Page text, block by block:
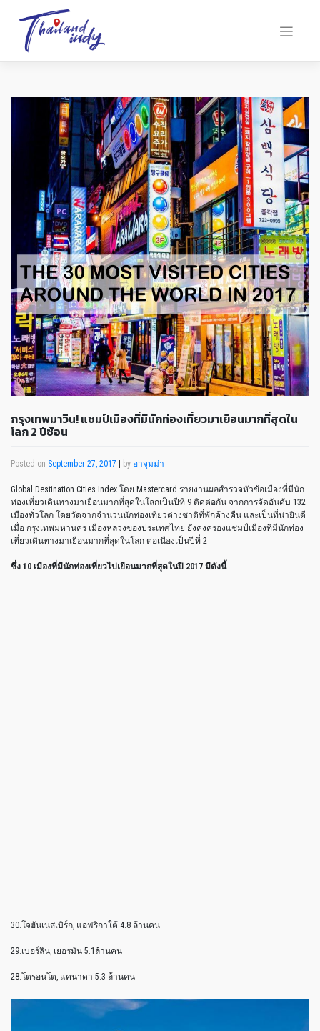
กรุงเทพมาวิน! แชมป์เมืองที่มีนักท่องเที่ยวมาเยือนมากที่สุดใน
โลก 2 ปีซ้อน
Posted on September 27, 2017 by อาจุมม่า
Global Destination Cities Index โดย Mastercard รายงานผลสำรวจหัวข้อเมืองที่มีนัก
ท่องเที่ยวเดินทางมาเยือนมากที่สุดในโลกเป็นปีที่ 9 ติดต่อกัน จากการจัดอันดับ 132
เมืองทั่วโลก โดยวัดจากจำนวนนักท่องเที่ยวต่างชาติที่พักค้างคืน และเป็นที่น่ายินดี
เมื่อ กรุงเทพมหานคร เมืองหลวงของประเทศไทย ยังคงครองแชมป์เมืองที่มีนักท่อง
เที่ยวเดินทางมาเยือนมากที่สุดในโลก ต่อเนื่องเป็นปีที่ 2
ซึ่ง 10 เมืองที่มีนักท่องเที่ยวไปเยือนมากที่สุดในปี 2017 มีดังนี้
30.โจฮันเนสเบิร์ก, แอฟริกาใต้ 4.8 ล้านคน
29.เบอร์ลิน, เยอรมัน 5.1ล้านคน
28.โตรอนโต, แคนาดา 5.3 ล้านคน